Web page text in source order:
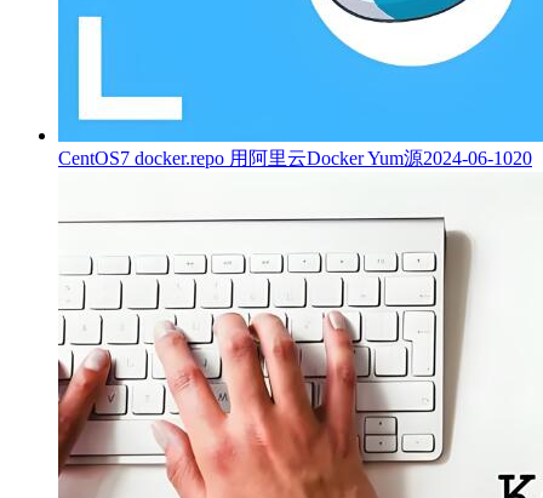
CentOS7 docker.repo 用阿里云Docker Yum源2024-06-1020